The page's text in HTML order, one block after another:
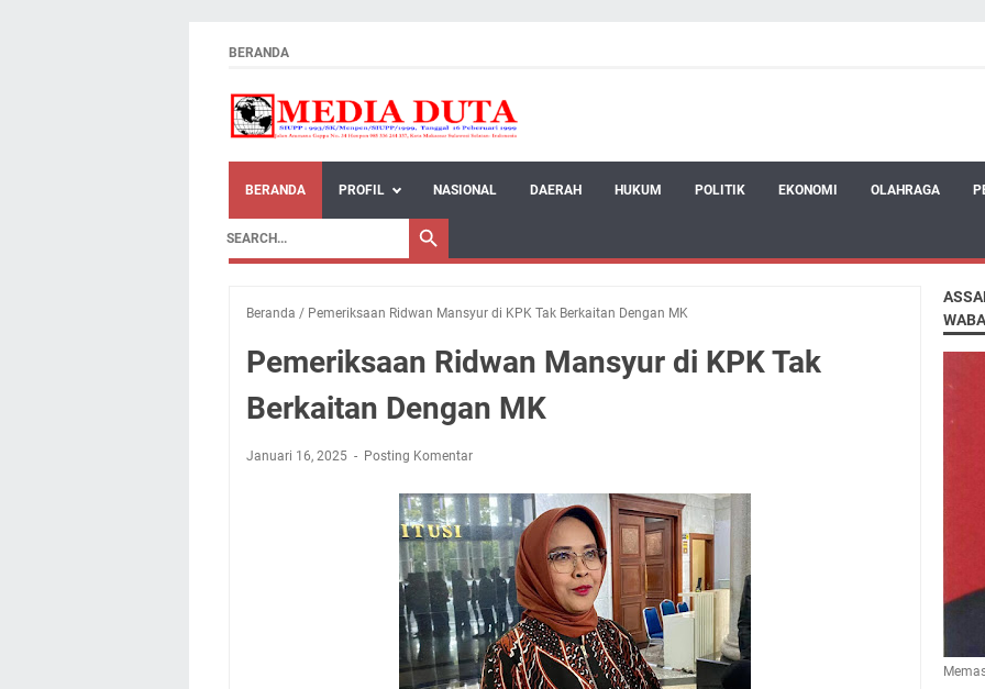
BERANDA
BERANDA PROFIL NASIONAL DAERAH HUKUM POLITIK EKONOMI OLAHRAGA
Beranda / Pemeriksaan Ridwan Mansyur di KPK Tak Berkaitan Dengan MK
Pemeriksaan Ridwan Mansyur di KPK Tak
Berkaitan Dengan MK
Januari 16, 2025 Posting Komentar